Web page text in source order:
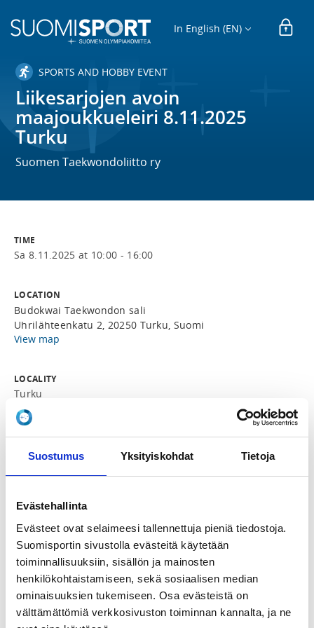
Suostumus Yksityiskohdat Tietoja
Evästehallinta
Evästeet ovat selaimeesi tallennettuja pieniä tiedostoja.
Suomisportin sivustolla evästeitä käytetään
toiminnallisuuksiin, sisällön ja mainosten
henkilökohtaistamiseen, sekä sosiaalisen median
ominaisuuksien tukemiseen. Osa evästeistä on
välttämättömiä verkkosivuston toiminnan kannalta, ja ne
In English (EN)
SPORTS AND HOBBY EVENT
Liikesarjojen avoin
maajoukkueleiri 8.11.2025
Turku
Suomen Taekwondoliitto ry
TIME
Sa 8.11.2025 at 10:00 - 16:00
LOCATION
Budokwai Taekwondon sali
Uhrilähteenkatu 2, 20250 Turku, Suomi
View map
LOCALITY
Turku
Th 2.10.2025 at 13:25 - Fr 7.11.2025 at 20:00
PRICE
Koko leiri 50,00 €
ADDITIONAL INFORMATION
Essi Labart